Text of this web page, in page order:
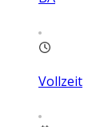
Vollzeit